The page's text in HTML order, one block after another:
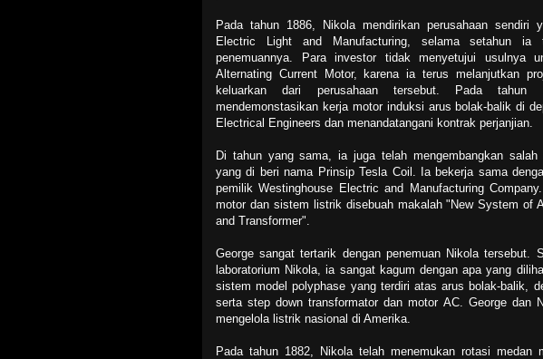
Pada tahun 1886, Nikola mendirikan perusahaan sendiri
Electric Light and Manufacturing, selama setahun ia
penemuannya. Para investor tidak menyetujui usulnya
Alternating Current Motor, karena ia terus melanjutkan
keluarkan dari perusahaan tersebut. Pada tahun
mendemonstasikan kerja motor induksi arus bolak-balik di
Electrical Engineers dan menandatangani kontrak perjanjian.
Di tahun yang sama, ia juga telah mengembangkan salah
yang di beri nama Prinsip Tesla Coil. Ia bekerja sama
pemilik Westinghouse Electric and Manufacturing
motor dan sistem listrik disebuah makalah "New System of
and Transformer".
George sangat tertarik dengan penemuan Nikola tersebut.
laboratorium Nikola, ia sangat kagum dengan apa yang
sistem model polyphase yang terdiri atas arus bolak-balik,
serta step down transformator dan motor AC. George dan
mengelola listrik nasional di Amerika.
Pada tahun 1882, Nikola telah menemukan rotasi medan